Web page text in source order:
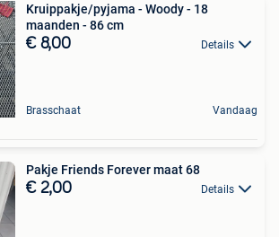
Kruippakje/pyjama - Woody - 18
maanden - 86 cm
€ 8,00 Details
Brasschaat Vandaag
Pakje Friends Forever maat 68
€ 2,00 Details